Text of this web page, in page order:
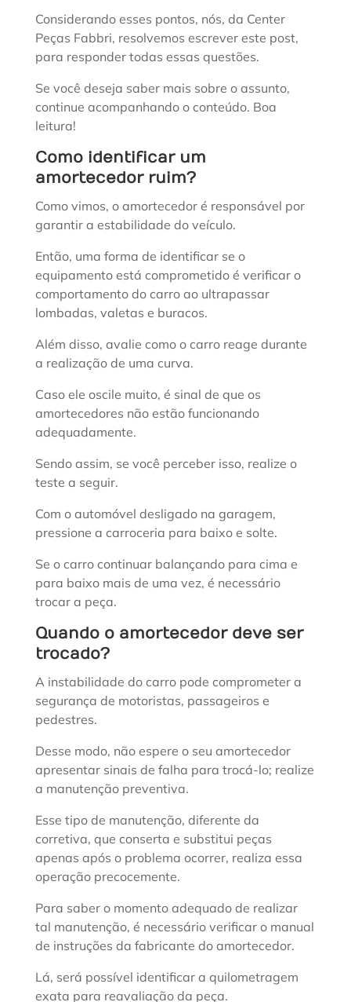
Considerando esses pontos, nós, da Center
Peças Fabbri, resolvemos escrever este post,
para responder todas essas questões.
Se você deseja saber mais sobre o assunto,
continue acompanhando o conteúdo. Boa
leitura!
Como identificar um
amortecedor ruim?
Como vimos, o amortecedor é responsável por
garantir a estabilidade do veículo.
Então, uma forma de identificar se o
equipamento está comprometido é verificar o
comportamento do carro ao ultrapassar
lombadas, valetas e buracos.
Além disso, avalie como o carro reage durante
a realização de uma curva.
Caso ele oscile muito, é sinal de que os
amortecedores não estão funcionando
adequadamente.
Sendo assim, se você perceber isso, realize o
teste a seguir.
Com o automóvel desligado na garagem,
pressione a carroceria para baixo e solte.
Se o carro continuar balançando para cima e
para baixo mais de uma vez, é necessário
trocar a peça.
Quando o amortecedor deve ser
trocado?
A instabilidade do carro pode comprometer a
segurança de motoristas, passageiros e
pedestres.
Desse modo, não espere o seu amortecedor
apresentar sinais de falha para trocá-lo; realize
a manutenção preventiva.
Esse tipo de manutenção, diferente da
corretiva, que conserta e substitui peças
apenas após o problema ocorrer, realiza essa
operação precocemente.
Para saber o momento adequado de realizar
tal manutenção, é necessário verificar o manual
de instruções da fabricante do amortecedor.
Lá, será possível identificar a quilometragem
exata para reavaliação da peça.